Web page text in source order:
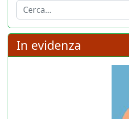
Cerca
In evidenza